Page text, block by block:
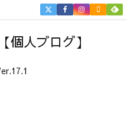
個人ブログ】

